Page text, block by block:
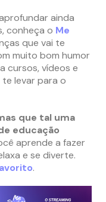
ainda
conheça o Me
que vai te
muito bom humor
cursos, vídeos e
levar para o
que tal uma
educação
aprende a fazer
e se diverte.
.